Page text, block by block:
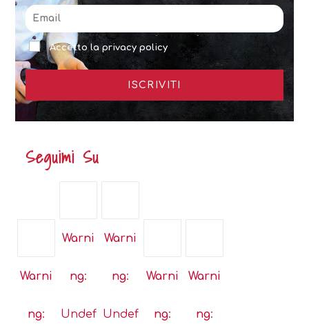
Accetto la privacy policy
Seguimi Su
Warni
ng:
in
new
Warni
ng:
Undef
in
new
Warni
ng:
Undef
in
new
Warni
ng:
in
new
Warni
ng:
in
new